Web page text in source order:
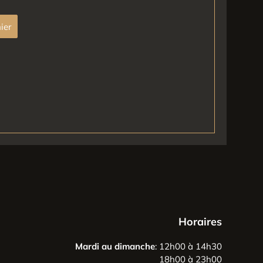
Horaires
Mardi au dimanche: 12h00 à 14h30
18h00 à 23h00